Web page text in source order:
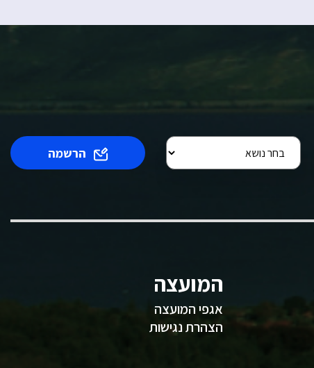
הרשמה
המועצה
אגפי המועצה
הצהרת נגישות